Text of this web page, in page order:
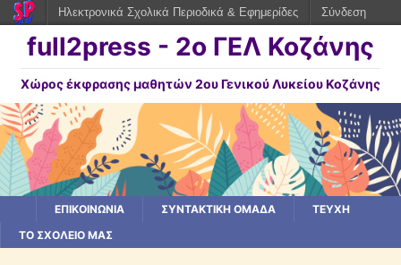
full2press - 2o ΓΕΛ Κοζάνης
Χώρος έκφρασης μαθητών 2ου Γενικού Λυκείου Κοζάνης
ΕΠΙΚΟΙΝΩΝΙΑ ΣΥΝΤΑΚΤΙΚΗ ΟΜΑΔΑ
ΤΕΥΧΗ
ΤΟ ΣΧΟΛΕΙΟ ΜΑΣ
Ηλεκτρονικά Σχολικά Περιοδικά & Εφημερίδες Σύνδεση